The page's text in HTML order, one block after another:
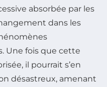
absorbée par les
dans les
Une fois que cette
il pourrait s’en
désastreux, amenant